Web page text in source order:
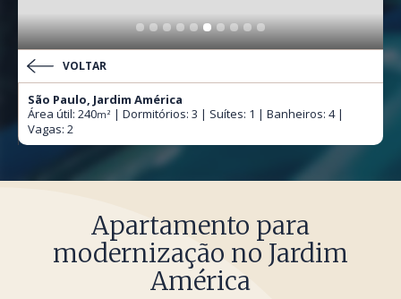
VOLTAR
São Paulo, Jardim América
Área útil: 240m² | Dormitórios: 3 | Suítes: 1 | Banheiros: 4 |
Vagas: 2
Apartamento para
modernização no Jardim
América